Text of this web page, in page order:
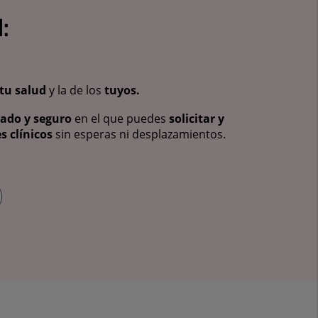
tu salud y la de los tuyos.
y seguro en el que puedes solicitar y
clínicos sin esperas ni desplazamientos.